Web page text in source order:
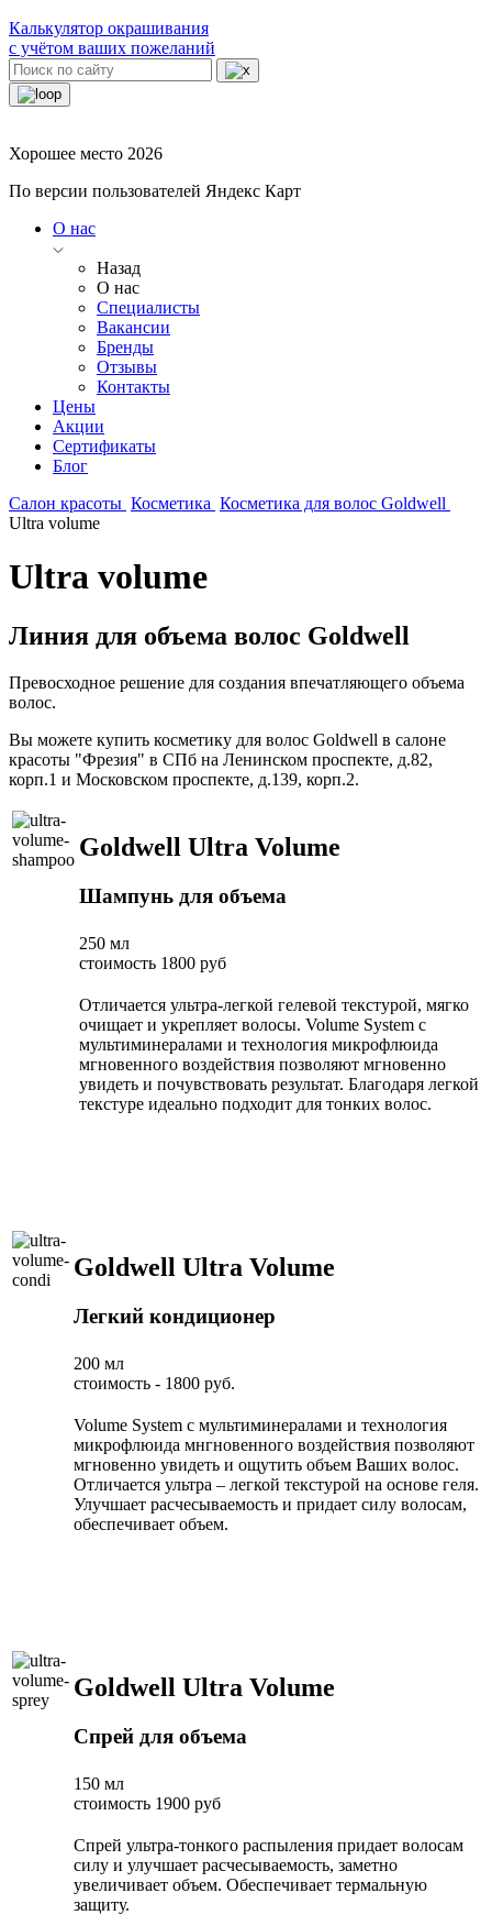
Калькулятор окрашивания
с учётом ваших пожеланий
Хорошее место 2026
По версии пользователей Яндекс Карт
О нас
Назад
О нас
Специалисты
Вакансии
Бренды
Отзывы
Контакты
Цены
Акции
Сертификаты
Блог
Салон красоты Косметика Косметика для волос Goldwell
Ultra volume
Ultra volume
Линия для объема волос Goldwell
Превосходное решение для создания впечатляющего объема
волос.
Вы можете купить косметику для волос Goldwell в салоне
красоты "Фрезия" в СПб на Ленинском проспекте, д.82,
корп.1 и Московском проспекте, д.139, корп.2.
Goldwell Ultra Volume
Шампунь для объема
250 мл
стоимость 1800 руб
Отличается ультра-легкой гелевой текстурой, мягко
очищает и укрепляет волосы. Volume System с
мультиминералами и технология микрофлюида
мгновенного воздействия позволяют мгновенно
увидеть и почувствовать результат. Благодаря легкой
текстуре идеально подходит для тонких волос.
Goldwell Ultra Volume
Легкий кондиционер
200 мл
стоимость - 1800 руб.
Volume System с мультиминералами и технология
микрофлюида мнгновенного воздействия позволяют
мгновенно увидеть и ощутить объем Ваших волос.
Отличается ультра – легкой текстурой на основе геля.
Улучшает расчесываемость и придает силу волосам,
обеспечивает объем.
Goldwell Ultra Volume
Спрей для объема
150 мл
стоимость 1900 руб
Спрей ультра-тонкого распыления придает волосам
силу и улучшает расчесываемость, заметно
увеличивает объем. Обеспечивает термальную
защиту.